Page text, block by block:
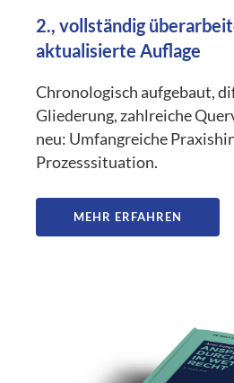
2., vollständig
aktualisierte Auflage
Chronologisch aufgebaut,
Gliederung, zahlreiche
neu: Umfangreiche
Prozesssituation.
MEHR ERFAHREN